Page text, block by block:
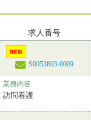
求人番号
S0053803-0009
業務内容
訪問看護